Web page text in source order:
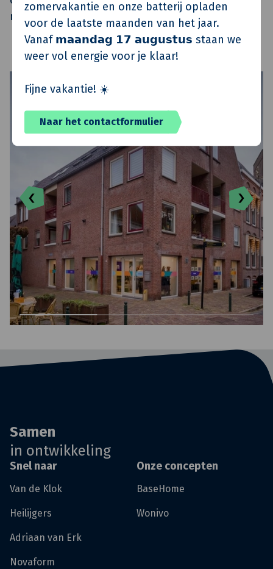
zomervakantie en onze batterij opladen
voor de laatste maanden van het jaar.
Vanaf 𝗺𝗮𝗮𝗻𝗱𝗮𝗴 𝟭𝟳 𝗮𝘂𝗴𝘂𝘀𝘁𝘂𝘀 staan we
weer vol energie voor je klaar!
Fijne vakantie! ☀️
Naar het contactformulier
mensen makkelijk kunnen binnenlopen."
Samen
in ontwikkeling
Snel naar
Van de Klok
Heilijgers
Adriaan van Erk
Novaform
Onze concepten
BaseHome
Wonivo